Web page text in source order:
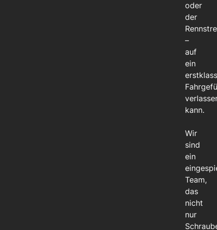
oder
der
–
auf
ein
kann.
Wir
sind
ein
Team,
das
nicht
nur